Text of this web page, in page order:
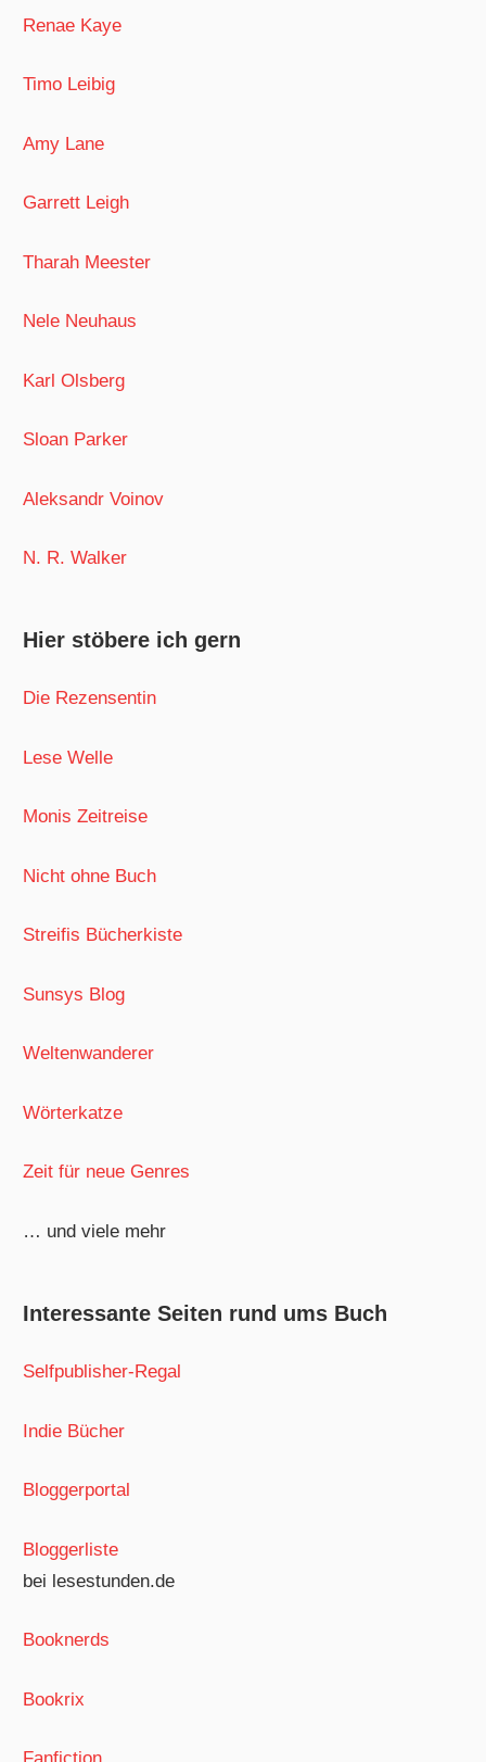
Renae Kaye
Timo Leibig
Amy Lane
Garrett Leigh
Tharah Meester
Nele Neuhaus
Karl Olsberg
Sloan Parker
Aleksandr Voinov
N. R. Walker
Hier stöbere ich gern
Die Rezensentin
Lese Welle
Monis Zeitreise
Nicht ohne Buch
Streifis Bücherkiste
Sunsys Blog
Weltenwanderer
Wörterkatze
Zeit für neue Genres
… und viele mehr
Interessante Seiten rund ums Buch
Selfpublisher-Regal
Indie Bücher
Bloggerportal
Bloggerliste
bei lesestunden.de
Booknerds
Bookrix